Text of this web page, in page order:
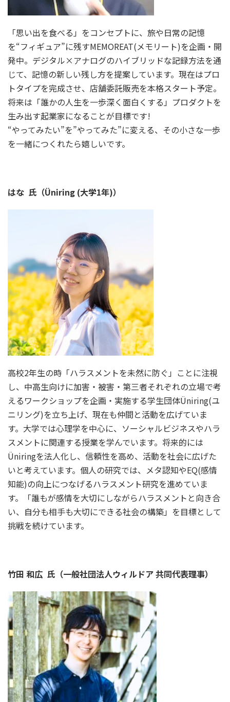
「思い出を食べる」をコンセプトに、旅や日常の記憶
を“フィギュア”に残すMEMOREAT(メモリート)を企画・開
発中。デジタル×アナログのハイブリッドな記録方法を通
じて、記憶の新しい残し方を提案しています。現在はプロ
トタイプを完成させ、店舗委託販売を本格スタート予定。
将来は「誰かの人生を一歩深く面白くする」プロダクトを
生み出す起業家になることが目標です!
“やってみたい”を”やってみた”に変える、その小さな一歩
を一緒につくれたら嬉しいです。
はな 氏（Üniring (大学1年)）
高校2年生の時「ハラスメントを未然に防ぐ」ことに注視
し、中高生向けに加害・被害・第三者それぞれの立場で考
えるワークショップを企画・実施する学生団体Üniring(ユ
ニリング)を立ち上げ、現在も仲間と活動を広げていま
す。大学では心理学を中心に、ソーシャルビジネスやハラ
スメントに関連する授業を学んでいます。将来的には
Üniringを法人化し、信頼性を高め、活動を社会に広げた
いと考えています。個人の研究では、メタ認知やEQ(感情
知能)の向上につなげるハラスメント研究を進めていま
す。「誰もが感情を大切にしながらハラスメントと向き合
い、自分も相手も大切にできる社会の構築」を目標として
挑戦を続けています。
竹田 和広 氏（一般社団法人ウィルドア 共同代表理事）